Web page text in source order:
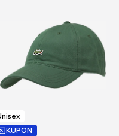
KUPON